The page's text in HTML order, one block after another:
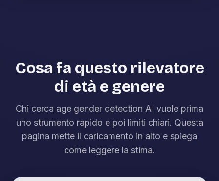
Cosa fa questo rilevatore
di età e genere
Chi cerca age gender detection AI vuole prima
uno strumento rapido e poi limiti chiari. Questa
pagina mette il caricamento in alto e spiega
come leggere la stima.